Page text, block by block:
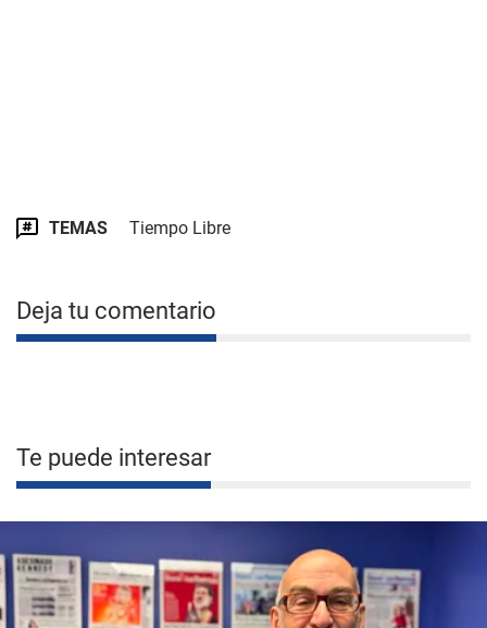
TEMAS Tiempo Libre
Deja tu comentario
Te puede interesar